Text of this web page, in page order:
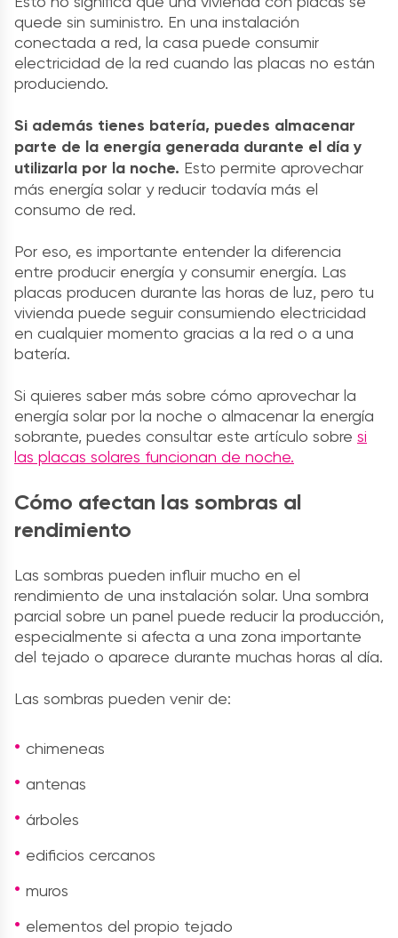
quede sin suministro. En una instalación
conectada a red, la casa puede consumir
electricidad de la red cuando las placas no están
produciendo.
Si además tienes batería, puedes almacenar
parte de la energía generada durante el día y
utilizarla por la noche. Esto permite aprovechar
más energía solar y reducir todavía más el
consumo de red.
Por eso, es importante entender la diferencia
entre producir energía y consumir energía. Las
placas producen durante las horas de luz, pero tu
vivienda puede seguir consumiendo electricidad
en cualquier momento gracias a la red o a una
batería.
Si quieres saber más sobre cómo aprovechar la
energía solar por la noche o almacenar la energía
sobrante, puedes consultar este artículo sobre si
las placas solares funcionan de noche.
Cómo afectan las sombras al
rendimiento
Las sombras pueden influir mucho en el
rendimiento de una instalación solar. Una sombra
parcial sobre un panel puede reducir la producción,
especialmente si afecta a una zona importante
del tejado o aparece durante muchas horas al día.
Las sombras pueden venir de:
chimeneas
antenas
árboles
edificios cercanos
muros
elementos del propio tejado